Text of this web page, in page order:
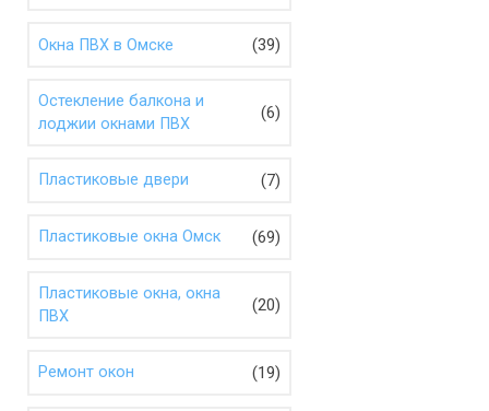
Окна ПВХ в Омске (39)
Остекление балкона и
лоджии окнами ПВХ
(6)
Пластиковые двери (7)
Пластиковые окна Омск (69)
Пластиковые окна, окна
ПВХ
(20)
Ремонт окон (19)